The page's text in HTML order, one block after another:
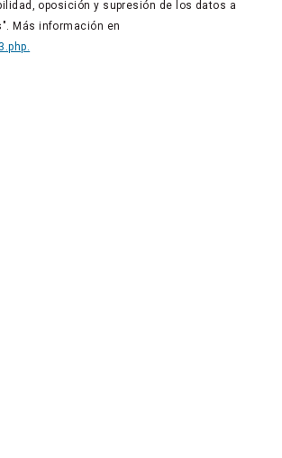
oposición y supresión de los datos a
Más información en